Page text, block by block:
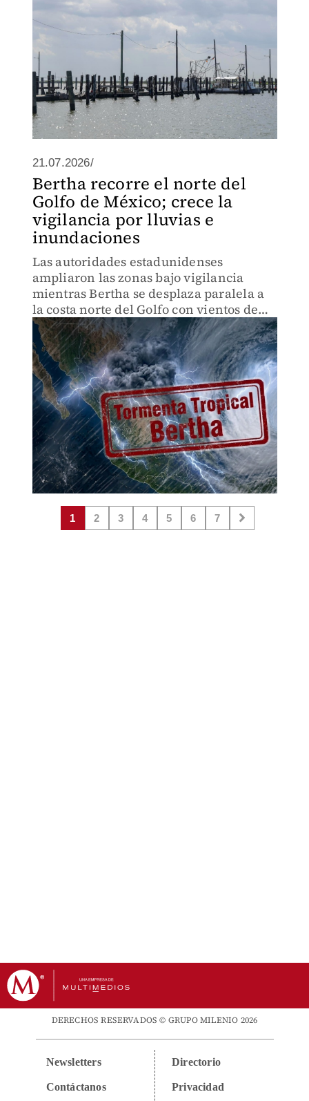
21.07.2026/
Bertha recorre el norte del
Golfo de México; crece la
vigilancia por lluvias e
inundaciones
Las autoridades estadunidenses
ampliaron las zonas bajo vigilancia
mientras Bertha se desplaza paralela a
la costa norte del Golfo con vientos de
hasta 95 km/h.
1 2 3 4 5 6 7
DERECHOS RESERVADOS © GRUPO MILENIO 2026
Newsletters
Contáctanos
Directorio
Privacidad